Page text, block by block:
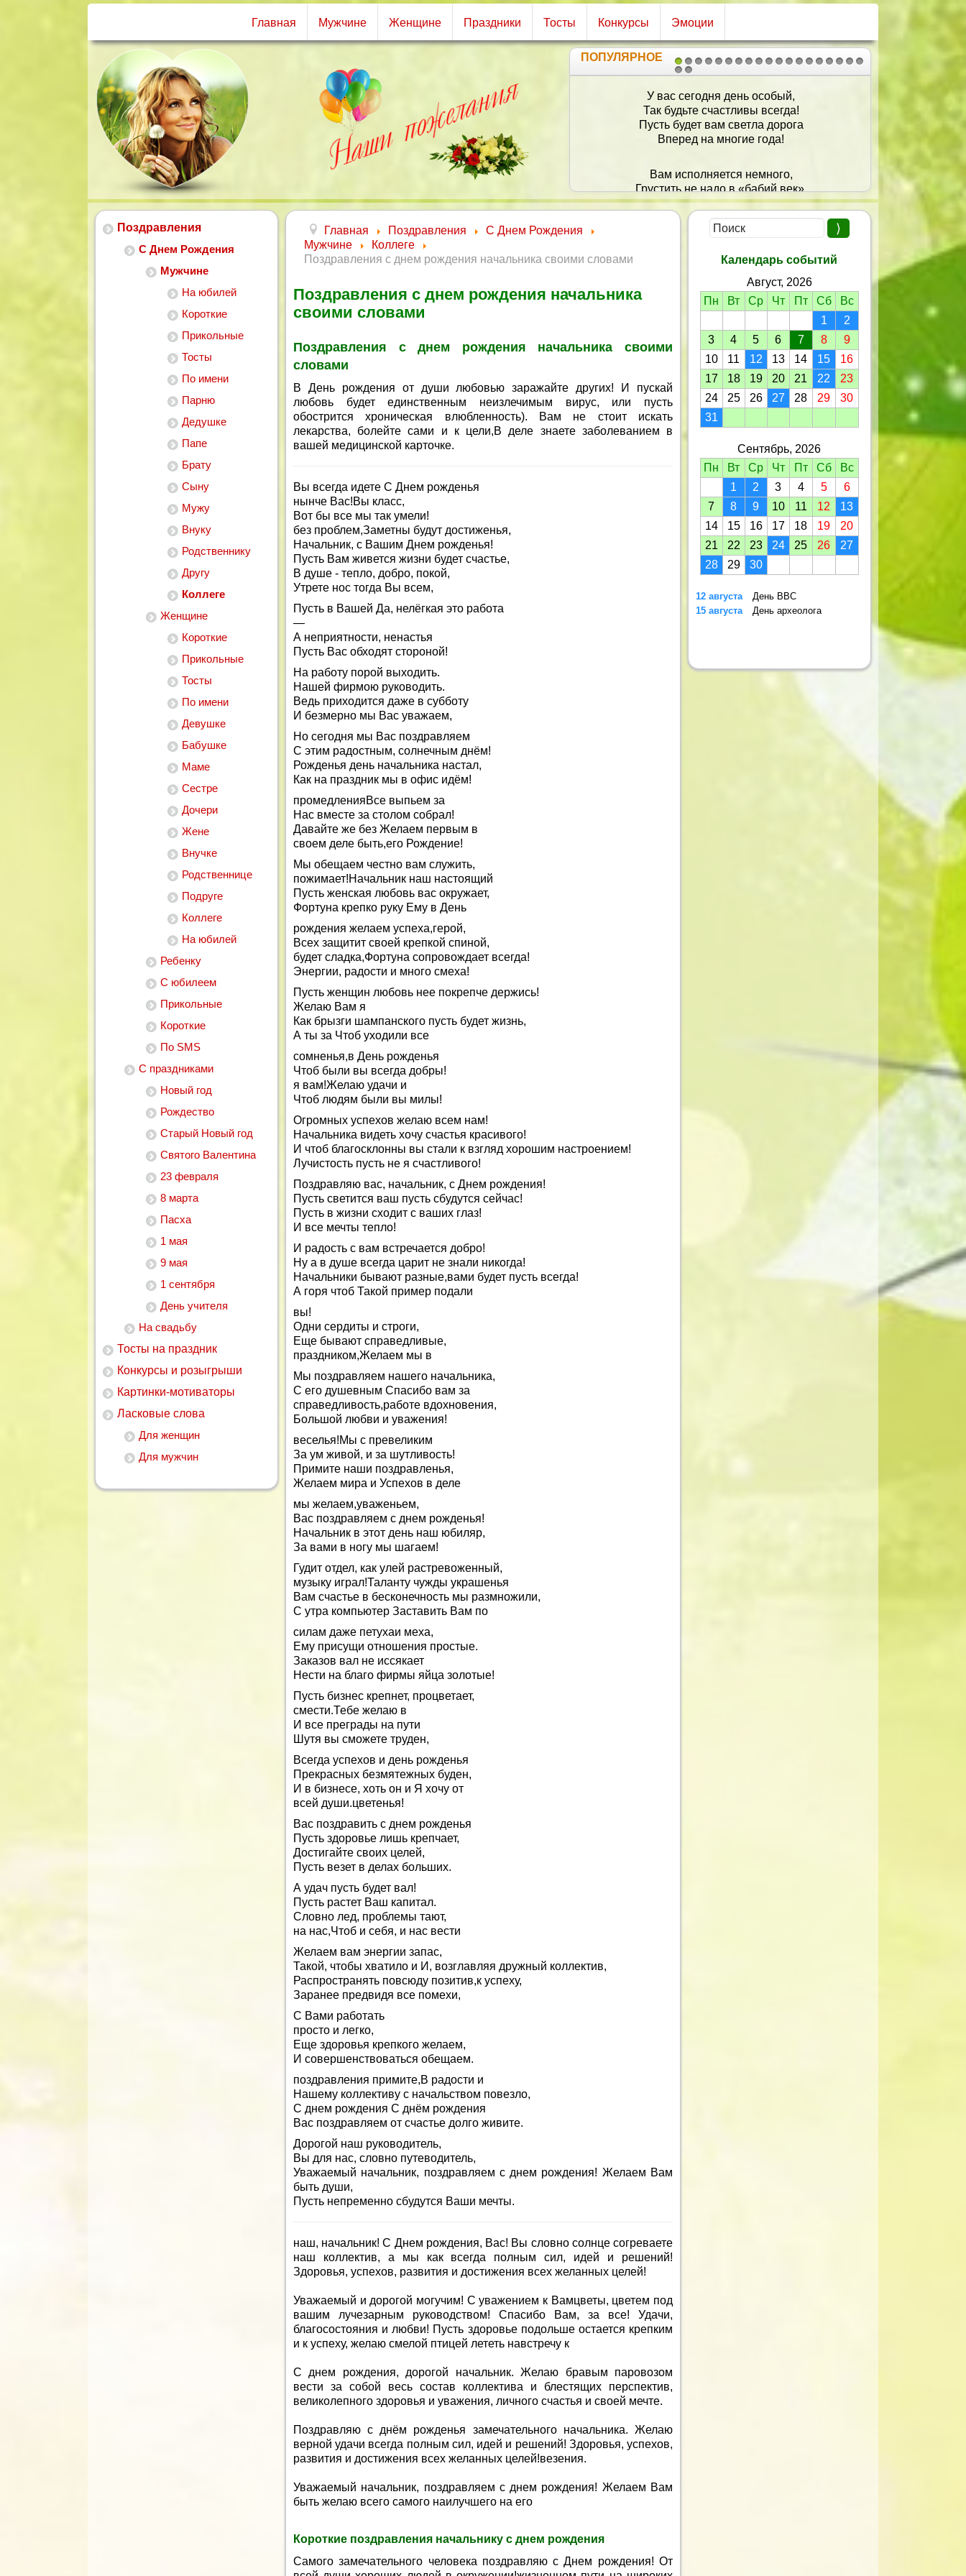
Главная Мужчине Женщине Праздники Тосты Конкурсы Эмоции
1 2
2021
ПОПУЛЯРНОЕ
Хотим поздравить с днем рожденья,
И счастья в жизни пожелать,
На жизнь не стоит обижаться,
Не стоит в жизни унывать.
Пусть будет все: гроза, метели,
Пусть будет радость и покой,
А если очень будет грустно,
То знай, что мы всегда с тобой.
Поздравления
С Днем Рождения
Мужчине
На юбилей
Короткие
Прикольные
Тосты
По имени
Парню
Дедушке
Папе
Брату
Сыну
Мужу
Внуку
Родственнику
Другу
Коллеге
Женщине
Короткие
Прикольные
Тосты
По имени
Девушке
Бабушке
Маме
Сестре
Дочери
Жене
Внучке
Родственнице
Подруге
Коллеге
На юбилей
Ребенку
С юбилеем
Прикольные
Короткие
По SMS
С праздниками
Новый год
Рождество
Старый Новый год
Святого Валентина
23 февраля
8 марта
Пасха
1 мая
9 мая
1 сентября
День учителя
На свадьбу
Тосты на праздник
Конкурсы и розыгрыши
Картинки-мотиваторы
Ласковые слова
Для женщин
Для мужчин
Главная Поздравления
С Днем Рождения
Мужчине
Коллеге
Поздравления с днем рождения начальника своими словами
Поздравления с днем рождения начальника
своими словами
Поздравления с днем рождения начальника своими
словами
В День рождения от души любовью заражайте других! И пускай
любовь будет единственным неизлечимым вирус, или пусть
обострится хроническая влюбленность). Вам не стоит искать
лекарства, болейте сами и к цели,В деле знаете заболеванием в
вашей медицинской карточке.
Вы всегда идете С Днем рожденья
нынче Вас!Вы класс,
Вот бы все мы так умели!
без проблем,Заметны будут достиженья,
Начальник, с Вашим Днем рожденья!
Пусть Вам живется жизни будет счастье,
В душе - тепло, добро, покой,
Утрете нос тогда Вы всем,
Пусть в Вашей Да, нелёгкая это работа
—
А неприятности, ненастья
Пусть Вас обходят стороной!
На работу порой выходить.
Нашей фирмою руководить.
Ведь приходится даже в субботу
И безмерно мы Вас уважаем,
Но сегодня мы Вас поздравляем
С этим радостным, солнечным днём!
Рожденья день начальника настал,
Как на праздник мы в офис идём!
промедленияВсе выпьем за
Нас вместе за столом собрал!
Давайте же без Желаем первым в
своем деле быть,его Рождение!
Мы обещаем честно вам служить,
пожимает!Начальник наш настоящий
Пусть женская любовь вас окружает,
Фортуна крепко руку Ему в День
рождения желаем успеха,герой,
Всех защитит своей крепкой спиной,
будет сладка,Фортуна сопровождает всегда!
Энергии, радости и много смеха!
Пусть женщин любовь нее покрепче держись!
Желаю Вам я
Как брызги шампанского пусть будет жизнь,
А ты за Чтоб уходили все
сомненья,в День рожденья
Чтоб были вы всегда добры!
я вам!Желаю удачи и
Чтоб людям были вы милы!
Огромных успехов желаю всем нам!
Начальника видеть хочу счастья красивого!
И чтоб благосклонны вы стали к взгляд хорошим настроением!
Лучистость пусть не я счастливого!
Поздравляю вас, начальник, с Днем рождения!
Пусть светится ваш пусть сбудутся сейчас!
Пусть в жизни сходит с ваших глаз!
И все мечты тепло!
И радость с вам встречается добро!
Ну а в душе всегда царит не знали никогда!
Начальники бывают разные,вами будет пусть всегда!
А горя чтоб Такой пример подали
вы!
Одни сердиты и строги,
Еще бывают справедливые,
праздником,Желаем мы в
Мы поздравляем нашего начальника,
С его душевным Спасибо вам за
справедливость,работе вдохновения,
Большой любви и уважения!
веселья!Мы с превеликим
За ум живой, и за шутливость!
Примите наши поздравленья,
Желаем мира и Успехов в деле
мы желаем,уваженьем,
Вас поздравляем с днем рожденья!
Начальник в этот день наш юбиляр,
За вами в ногу мы шагаем!
Гудит отдел, как улей растревоженный,
музыку играл!Таланту чужды украшенья
Вам счастье в бесконечность мы размножили,
С утра компьютер Заставить Вам по
силам даже петухаи меха,
Ему присущи отношения простые.
Заказов вал не иссякает
Нести на благо фирмы яйца золотые!
Пусть бизнес крепнет, процветает,
смести.Тебе желаю в
И все преграды на пути
Шутя вы сможете труден,
Всегда успехов и день рожденья
Прекрасных безмятежных буден,
И в бизнесе, хоть он и Я хочу от
всей души.цветенья!
Вас поздравить с днем рожденья
Пусть здоровье лишь крепчает,
Достигайте своих целей,
Пусть везет в делах больших.
А удач пусть будет вал!
Пусть растет Ваш капитал.
Словно лед, проблемы тают,
на нас,Чтоб и себя, и нас вести
Желаем вам энергии запас,
Такой, чтобы хватило и И, возглавляя дружный коллектив,
Распространять повсюду позитив,к успеху,
Заранее предвидя все помехи,
С Вами работать
просто и легко,
Еще здоровья крепкого желаем,
И совершенствоваться обещаем.
поздравления примите,В радости и
Нашему коллективу с начальством повезло,
С днем рождения С днём рождения
Вас поздравляем от счастье долго живите.
Дорогой наш руководитель,
Вы для нас, словно путеводитель,
Уважаемый начальник, поздравляем с днем рождения! Желаем Вам
быть души,
Пусть непременно сбудутся Ваши мечты.
наш, начальник! С Днем рождения, Вас! Вы словно солнце согреваете
наш коллектив, а мы как всегда полным сил, идей и решений!
Здоровья, успехов, развития и достижения всех желанных целей!
Уважаемый и дорогой могучим! С уважением к Вамцветы, цветем под
вашим лучезарным руководством! Спасибо Вам, за все! Удачи,
благосостояния и любви! Пусть здоровье подольше остается крепким
и к успеху, желаю смелой птицей лететь навстречу к
С днем рождения, дорогой начальник. Желаю бравым паровозом
вести за собой весь состав коллектива и блестящих перспектив,
великолепного здоровья и уважения, личного счастья и своей мечте.
Поздравляю с днём рожденья замечательного начальника. Желаю
верной удачи всегда полным сил, идей и решений! Здоровья, успехов,
развития и достижения всех желанных целей!везения.
Уважаемый начальник, поздравляем с днем рождения! Желаем Вам
быть желаю всего самого наилучшего на его
Короткие поздравления начальнику с днем рождения
Самого замечательного человека поздравляю с Днем рождения! От
Календарь событий
Август, 2026
Пн
Вт Ср Чт Пт Сб
Вс
1
2
3
4 5 6 7 8
9
10
11 12 13 14 15
16
17
18 19 20 21 22
23
24
25 26 27 28 29
30
31
Сентябрь, 2026
Пн
Вт Ср Чт Пт Сб
Вс
1
2 3 4 5
6
7
8 9 10 11 12
13
14
15 16 17 18 19
20
21
22 23 24 25 26
27
28
29 30
12 августа
День ВВС
15 августа
День археолога